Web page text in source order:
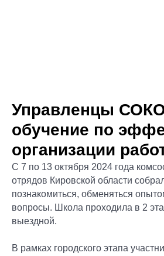
Управленцы
обучение по
организации
С 7 по 13 октября 2024 года
отрядов Кировской области
познакомиться, обменяться
вопросы. Школа проходила в 2
выездной.
В рамках городского этапа